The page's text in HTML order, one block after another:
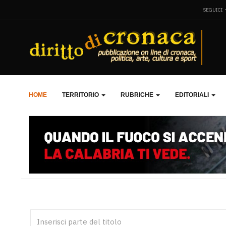
SEGUICI
HOME TERRITORIO RUBRICHE EDITORIALI